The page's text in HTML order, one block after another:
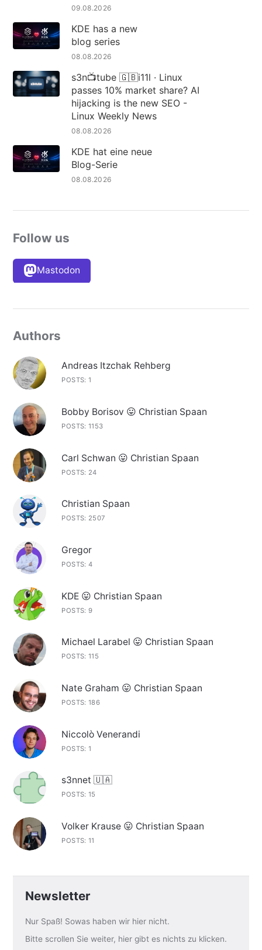
09.08.2026
KDE has a new
blog series
08.08.2026
s3n📺tube 🇬🇧i11l · Linux
passes 10% market share? AI
hijacking is the new SEO -
Linux Weekly News
08.08.2026
KDE hat eine neue
Blog-Serie
08.08.2026
Follow us
Mastodon
Authors
Andreas Itzchak Rehberg
POSTS: 1
Bobby Borisov 😛 Christian Spaan
POSTS: 1153
Carl Schwan 😛 Christian Spaan
POSTS: 24
Christian Spaan
POSTS: 2507
Gregor
POSTS: 4
KDE 😛 Christian Spaan
POSTS: 9
Michael Larabel 😛 Christian Spaan
POSTS: 115
Nate Graham 😛 Christian Spaan
POSTS: 186
Niccolò Venerandi
POSTS: 1
s3nnet 🇺🇦
POSTS: 15
Volker Krause 😛 Christian Spaan
POSTS: 11
Newsletter
Nur Spaß! Sowas haben wir hier nicht.
Bitte scrollen Sie weiter, hier gibt es nichts zu klicken.